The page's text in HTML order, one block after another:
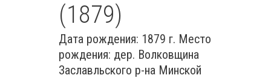
(1879)
Дата рождения: 1879 г. Место
рождения: дер. Волковщина
Заславльского р-на Минской